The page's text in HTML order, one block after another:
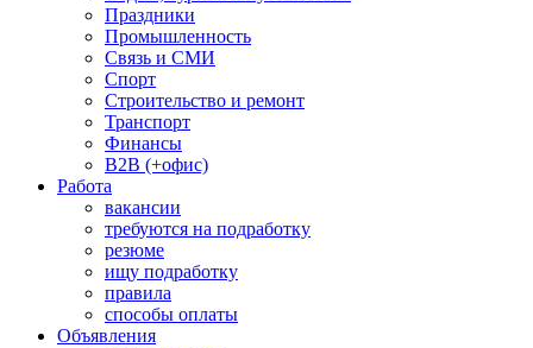
Праздники
Промышленность
Связь и СМИ
Спорт
Строительство и ремонт
Транспорт
Финансы
B2B (+офис)
Работа
вакансии
требуются на подработку
резюме
ищу подработку
правила
способы оплаты
Объявления